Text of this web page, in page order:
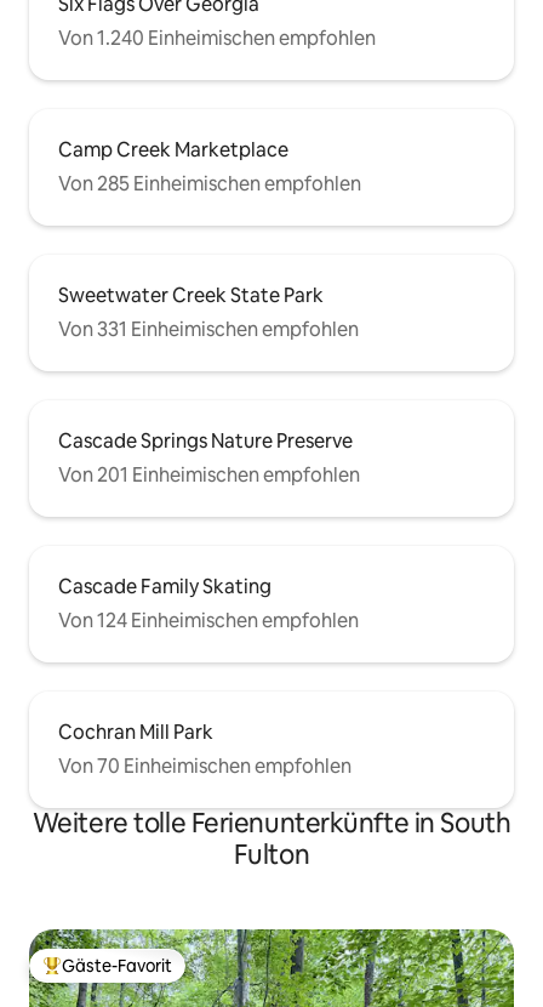
Von 1.240 Einheimischen empfohlen
Camp Creek Marketplace
Von 285 Einheimischen empfohlen
Sweetwater Creek State Park
Von 331 Einheimischen empfohlen
Cascade Springs Nature Preserve
Von 201 Einheimischen empfohlen
Cascade Family Skating
Von 124 Einheimischen empfohlen
Cochran Mill Park
Von 70 Einheimischen empfohlen
Weitere tolle Ferienunterkünfte in South
Fulton
Beliebter Gäste-Favorit.
Gäste-Favorit